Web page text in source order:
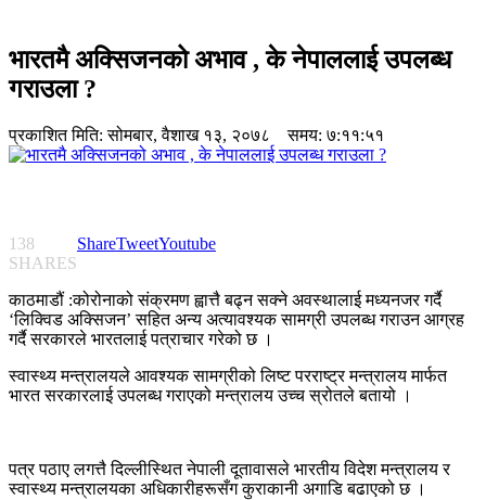
भारतमै अक्सिजनको अभाव , के नेपाललाई उपलब्ध
गराउला ?
प्रकाशित मिति:सोमबार, वैशाख १३, २०७८ समय: ७:११:५१
138
SHARES
ShareTweetYoutube
काठमाडौं :कोरोनाको संक्रमण ह्वात्तै बढ्न सक्ने अवस्थालाई मध्यनजर गर्दै
‘लिक्विड अक्सिजन’ सहित अन्य अत्यावश्यक सामग्री उपलब्ध गराउन आग्रह
गर्दै सरकारले भारतलाई पत्राचार गरेको छ ।
स्वास्थ्य मन्त्रालयले आवश्यक सामग्रीको लिष्ट परराष्ट्र मन्त्रालय मार्फत
भारत सरकारलाई उपलब्ध गराएको मन्त्रालय उच्च स्रोतले बतायो ।
पत्र पठाए लगत्तै दिल्लीस्थित नेपाली दूतावासले भारतीय विदेश मन्त्रालय र
स्वास्थ्य मन्त्रालयका अधिकारीहरूसँग कुराकानी अगाडि बढाएको छ ।